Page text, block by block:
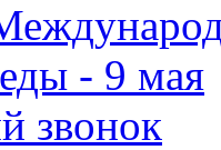
- 9 мая
звонок